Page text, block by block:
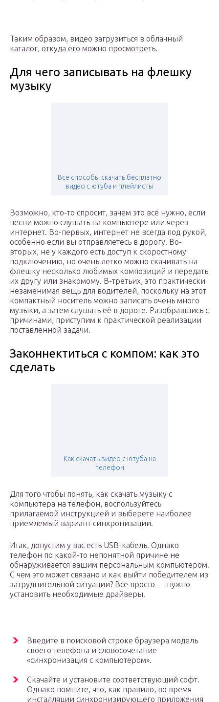
Таким образом, видео загрузиться в облачный
каталог, откуда его можно просмотреть.
Для чего записывать на флешку
музыку
Все способы скачать бесплатно
видео с ютуба и плейлисты
Возможно, кто-то спросит, зачем это всё нужно, если
песни можно слушать на компьютере или через
интернет. Во-первых, интернет не всегда под рукой,
особенно если вы отправляетесь в дорогу. Во-
вторых, не у каждого есть доступ к скоростному
подключению, но очень легко можно скачивать на
флешку несколько любимых композиций и передать
их другу или знакомому. В-третьих, это практически
незаменимая вещь для водителей, поскольку на этот
компактный носитель можно записать очень много
музыки, а затем слушать её в дороге. Разобравшись с
причинами, приступим к практической реализации
поставленной задачи.
Законнектиться с компом: как это
сделать
Как скачать видео с ютуба на
телефон
Для того чтобы понять, как скачать музыку с
компьютера на телефон, воспользуйтесь
прилагаемой инструкцией и выберете наиболее
приемлемый вариант синхронизации.
Итак, допустим у вас есть USB-кабель. Однако
телефон по какой-то непонятной причине не
обнаруживается вашим персональным компьютером.
С чем это может связано и как выйти победителем из
затруднительной ситуации? Все просто — нужно
установить необходимые драйверы.
Введите в поисковой строке браузера модель
своего телефона и словосочетание
«синхронизация с компьютером».
Скачайте и установите соответствующий софт.
Однако помните, что, как правило, во время
инсталляции синхронизирующего приложения